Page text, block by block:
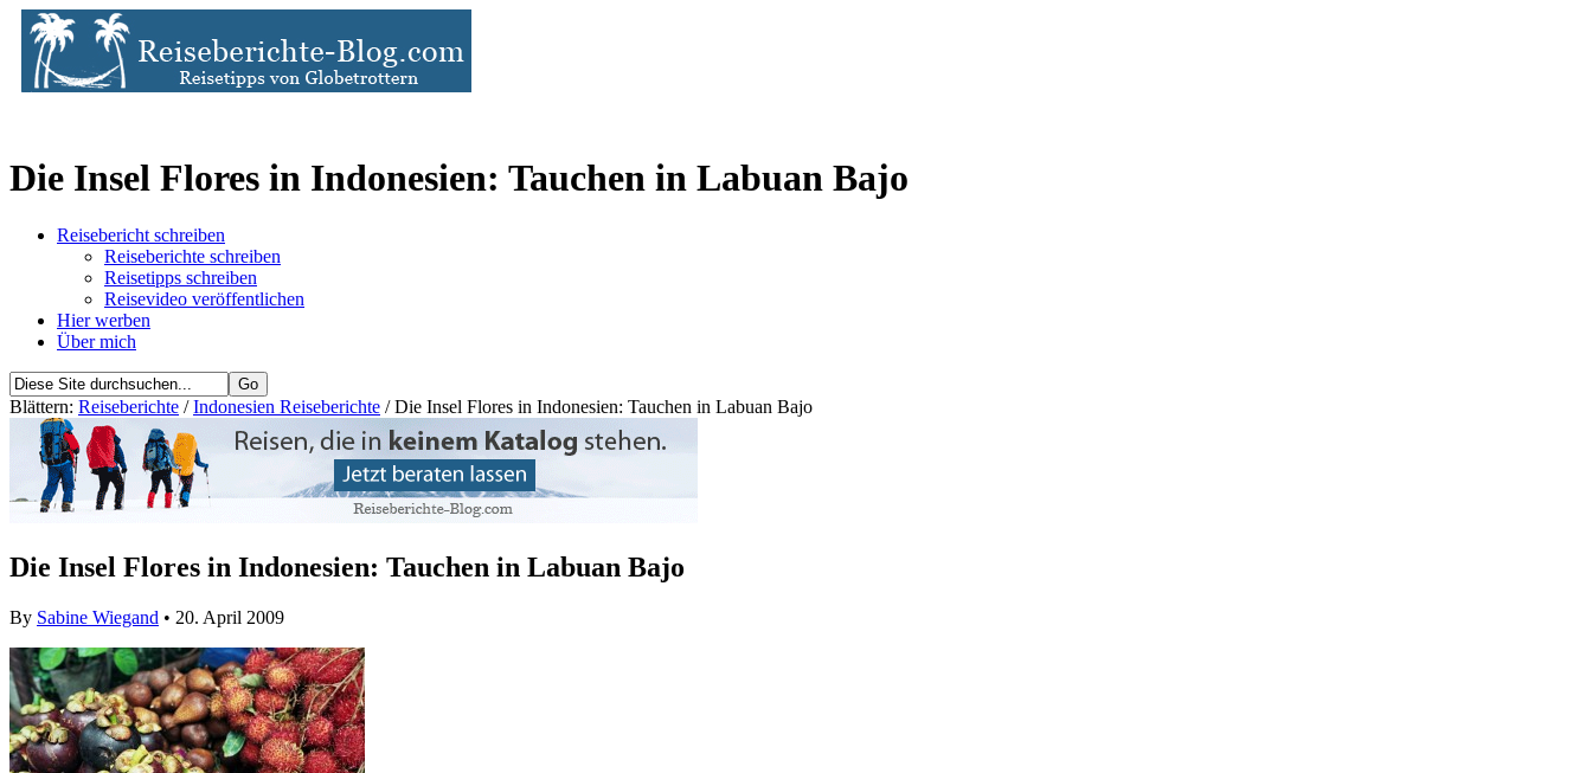
Die Insel Flores in Indonesien: Tauchen in Labuan Bajo
Reisebericht schreiben
Reiseberichte schreiben
Reisetipps schreiben
Reisevideo veröffentlichen
Hier werben
Über mich
Blättern: Reiseberichte /Indonesien Reiseberichte / Die Insel Flores in Indonesien: Tauchen in Labuan Bajo
Die Insel Flores in Indonesien: Tauchen in Labuan Bajo
By Sabine Wiegand • 20. April 2009